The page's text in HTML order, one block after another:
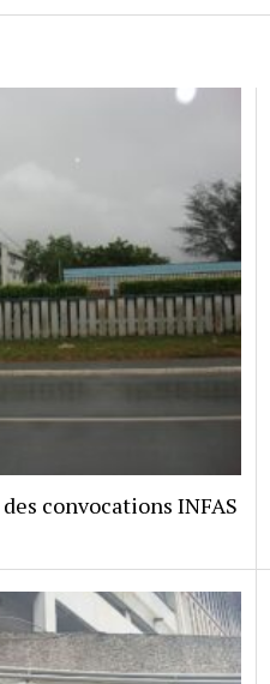
convocations INFAS